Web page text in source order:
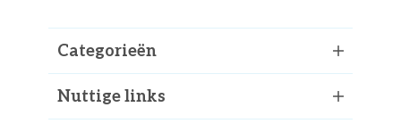
Categorieën
Nuttige links